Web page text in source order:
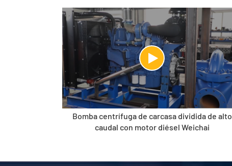
Bomba centrífuga de carcasa dividida de alto
caudal con motor diésel Weichai